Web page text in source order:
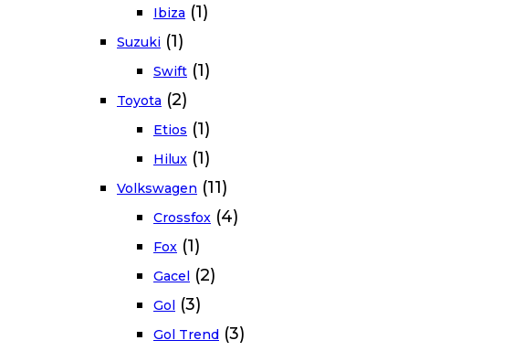
Ibiza (1)
Suzuki (1)
Swift (1)
Toyota (2)
Etios (1)
Hilux (1)
Volkswagen (11)
Crossfox (4)
Fox (1)
Gacel (2)
Gol (3)
Gol Trend (3)